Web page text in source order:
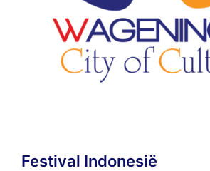
Festival Indonesië